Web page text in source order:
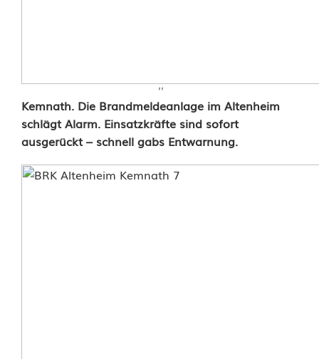
''
B
r
a
Kemnath. Die Brandmeldeanlage im Altenheim
schlägt Alarm. Einsatzkräfte sind sofort
ausgerückt – schnell gabs Entwarnung.